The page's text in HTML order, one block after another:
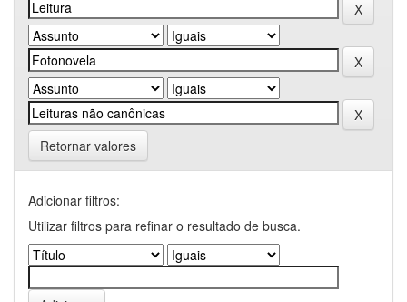
Retornar valores
Adicionar filtros:
Utilizar filtros para refinar o resultado de busca.